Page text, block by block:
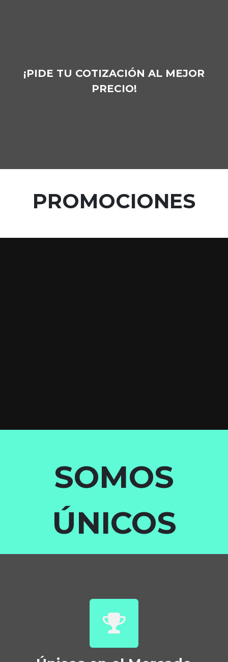
¡PIDE TU COTIZACIÓN AL MEJOR
PRECIO!
PROMOCIONES
SOMOS
ÚNICOS